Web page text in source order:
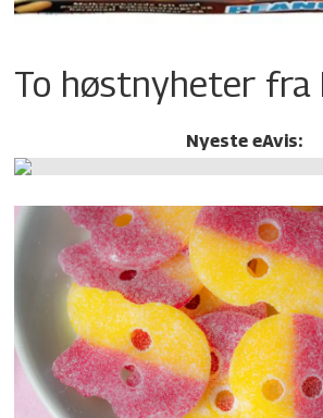
To høstnyheter fra
Nyeste eAvis: